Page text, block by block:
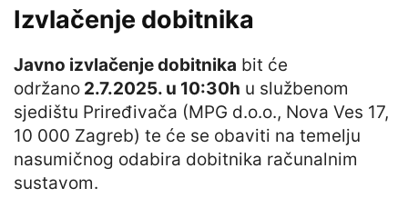
Izvlačenje dobitnika
Javno izvlačenje dobitnika bit će
održano 2.7.2025. u 10:30h u službenom
sjedištu Priređivača (MPG d.o.o., Nova Ves 17,
10 000 Zagreb) te će se obaviti na temelju
nasumičnog odabira dobitnika računalnim
sustavom.